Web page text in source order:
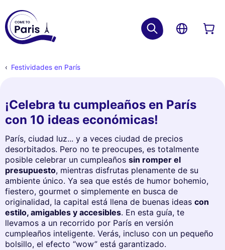
Festividades en París
¡Celebra tu cumpleaños en París
con 10 ideas económicas!
París, ciudad luz... y a veces ciudad de precios
desorbitados. Pero no te preocupes, es totalmente
posible celebrar un cumpleaños sin romper el
presupuesto, mientras disfrutas plenamente de su
ambiente único. Ya sea que estés de humor bohemio,
fiestero, gourmet o simplemente en busca de
originalidad, la capital está llena de buenas ideas con
estilo, amigables y accesibles. En esta guía, te
llevamos a un recorrido por París en versión
cumpleaños inteligente. Verás, incluso con un pequeño
bolsillo, el efecto “wow” está garantizado.